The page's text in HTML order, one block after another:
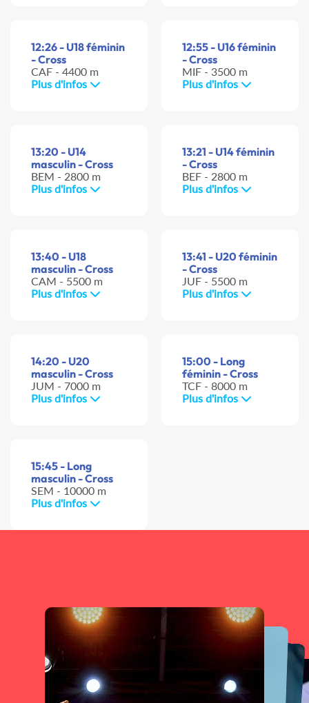
12:26 - U18 féminin
- Cross
CAF - 4400 m
Plus d'infos
12:55 - U16 féminin
- Cross
MIF - 3500 m
Plus d'infos
13:20 - U14
masculin - Cross
BEM - 2800 m
Plus d'infos
13:21 - U14 féminin
- Cross
BEF - 2800 m
Plus d'infos
13:40 - U18
masculin - Cross
CAM - 5500 m
Plus d'infos
13:41 - U20 féminin
- Cross
JUF - 5500 m
Plus d'infos
14:20 - U20
masculin - Cross
JUM - 7000 m
Plus d'infos
15:00 - Long
féminin - Cross
TCF - 8000 m
Plus d'infos
15:45 - Long
masculin - Cross
SEM - 10000 m
Plus d'infos